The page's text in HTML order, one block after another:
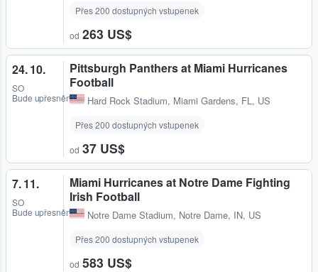
Přes 200 dostupných vstupenek
od 263 US$
24. 10.
SO
Bude upřesněno
Pittsburgh Panthers at Miami Hurricanes
Football
Hard Rock Stadium, Miami Gardens, FL, US
Přes 200 dostupných vstupenek
od 37 US$
7. 11.
SO
Bude upřesněno
Miami Hurricanes at Notre Dame Fighting
Irish Football
Notre Dame Stadium, Notre Dame, IN, US
Přes 200 dostupných vstupenek
od 583 US$